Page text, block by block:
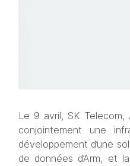
Le 9 avril, SK
conjointement une
développement d’une
de données d’Arm, et